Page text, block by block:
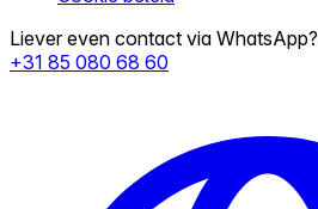
Liever even contact via WhatsApp?
+31 85 080 68 60